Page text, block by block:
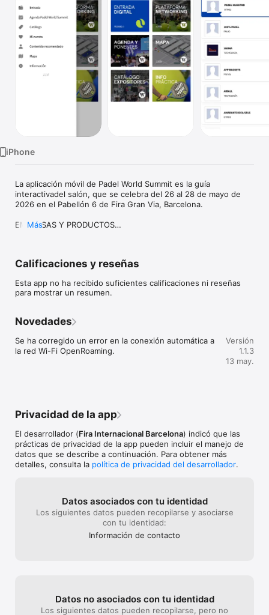
TV
iPhone
La aplicación móvil de Padel World Summit es la guía
interactivadel salón, que se celebra del 26 al 28 de mayo de
2026 en el Pabellón 6 de Fira Gran Via, Barcelona.
EMPRESAS Y PRODUCTOS
información sobre su ubicación, datos de contacto y también
PROGRAMA DE ACTIVIDADES
Consulta el completo programa de actividades de Padel World
Summit Podrás encontrar los horarios y ponentes de todas las
presentaciones, conferencias, mesas redondas… de los
eventos y actividades que tienen lugar en el salón.
por categorías y sectores. Si te identificas con los datos de tu
entrada al salón podrás guardar tus empresas favoritas y
notas para organizar tu visita. Además, también puedes
guardar tus sesiones y ponentes favoritos dentro del
completo programa de actividades de Padel World Summit.
NETWORKING
podrás activar la herramienta de networking para hablar en
tiempo real con expositores.
INFORMACIÓN ÚTIL Y REDES SOCIALES
Más
Calificaciones y reseñas
Esta app no ha recibido suficientes calificaciones ni reseñas
para mostrar un resumen.
Novedades
Se ha corregido un error en la conexión automática a
la red Wi-Fi OpenRoaming.
Versión
1.1.3
13 may.
Privacidad de la app
El desarrollador (Fira Internacional Barcelona) indicó que las
prácticas de privacidad de la app pueden incluir el manejo de
datos que se describe a continuación. Para obtener más
detalles, consulta la política de privacidad del desarrollador.
Datos asociados con tu identidad
Los siguientes datos pueden recopilarse y asociarse
con tu identidad:
Información de contacto
Datos no asociados con tu identidad
Los siguientes datos pueden recopilarse, pero no